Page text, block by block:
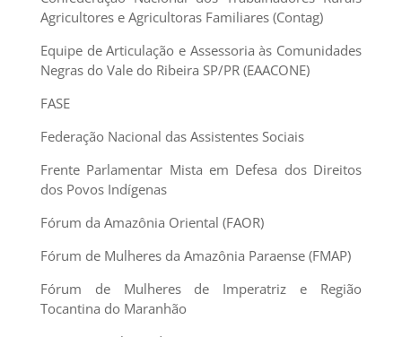
Agricultores e Agricultoras Familiares (Contag)
Equipe de Articulação e Assessoria às Comunidades
Negras do Vale do Ribeira SP/PR (EAACONE)
FASE
Federação Nacional das Assistentes Sociais
Frente Parlamentar Mista em Defesa dos Direitos
dos Povos Indígenas
Fórum da Amazônia Oriental (FAOR)
Fórum de Mulheres da Amazônia Paraense (FMAP)
Fórum de Mulheres de Imperatriz e Região
Tocantina do Maranhão